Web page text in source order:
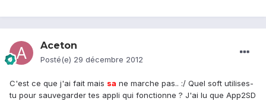
Aceton
Posté(e) 29 décembre 2012
C'est ce que j'ai fait mais sa ne marche pas.. :/ Quel soft utilises-
tu pour sauvegarder tes appli qui fonctionne ? J'ai lu que App2SD